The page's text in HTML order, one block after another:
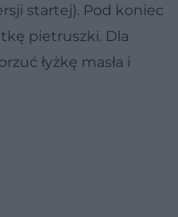
startej). Pod koniec
pietruszki. Dla
łyżkę masła i